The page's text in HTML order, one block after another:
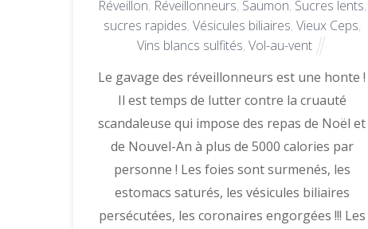
Réveillon, Réveillonneurs, Saumon, Sucres lents,
sucres rapides, Vésicules biliaires, Vieux Ceps,
Vins blancs sulfités, Vol-au-vent
Le gavage des réveillonneurs est une honte !
Il est temps de lutter contre la cruauté
scandaleuse qui impose des repas de Noël et
de Nouvel-An à plus de 5000 calories par
personne ! Les foies sont surmenés, les
estomacs saturés, les vésicules biliaires
persécutées, les coronaires engorgées !!! Les